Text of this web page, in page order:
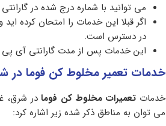
می توانید با شماره درج شده در
اگر قبلا این خدمات را امتحان کرده
در دسترس است.
این خدمات پس از مدت گارانتی آی پی
خدمات تعمیر مخلوط کن فوما در
خدمات تعمیرات مخلوط کن فومادر شرق،
می توان به مناطق ذکر شده زیر اشاره کرد: